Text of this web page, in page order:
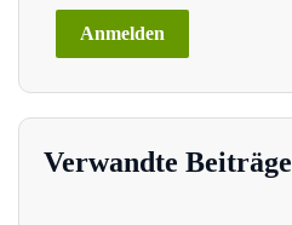
Verwandte Beiträge